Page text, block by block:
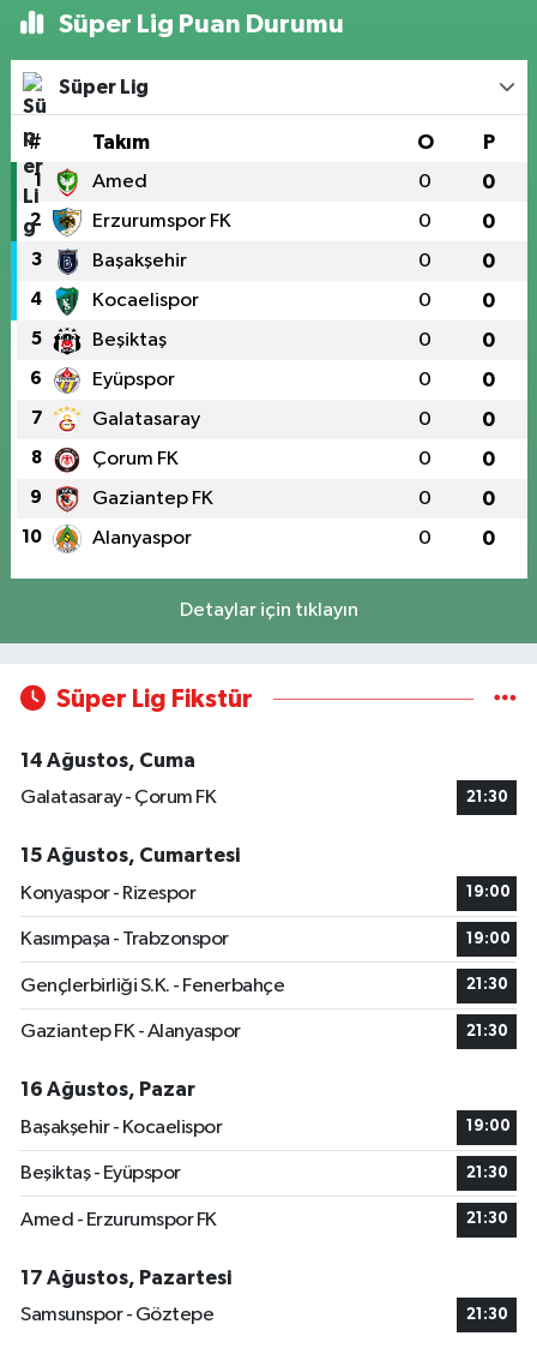
Süper Lig Puan Durumu
Süper Lig
# Takım O P
1 Amed 0 0
2 Erzurumspor FK 0 0
3 Başakşehir 0 0
4 Kocaelispor 0 0
5 Beşiktaş 0 0
6 Eyüpspor 0 0
7 Galatasaray 0 0
8 Çorum FK 0 0
9 Gaziantep FK 0 0
10 Alanyaspor 0 0
Detaylar için tıklayın
Süper Lig Fikstür
14 Ağustos, Cuma
Galatasaray - Çorum FK
21:30
15 Ağustos, Cumartesi
Konyaspor - Rizespor
19:00
Kasımpaşa - Trabzonspor 19:00
Gençlerbirliği S.K. - Fenerbahçe 21:30
Gaziantep FK - Alanyaspor 21:30
16 Ağustos, Pazar
Başakşehir - Kocaelispor
19:00
Beşiktaş - Eyüpspor 21:30
Amed - Erzurumspor FK 21:30
17 Ağustos, Pazartesi
Samsunspor - Göztepe
21:30